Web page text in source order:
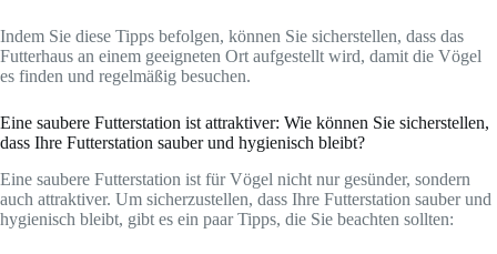
Indem Sie diese Tipps befolgen, können Sie sicherstellen, dass das
Futterhaus an einem geeigneten Ort aufgestellt wird, damit die Vögel
es finden und regelmäßig besuchen.
Eine saubere Futterstation ist attraktiver: Wie können Sie sicherstellen,
dass Ihre Futterstation sauber und hygienisch bleibt?
Eine saubere Futterstation ist für Vögel nicht nur gesünder, sondern
auch attraktiver. Um sicherzustellen, dass Ihre Futterstation sauber und
hygienisch bleibt, gibt es ein paar Tipps, die Sie beachten sollten: